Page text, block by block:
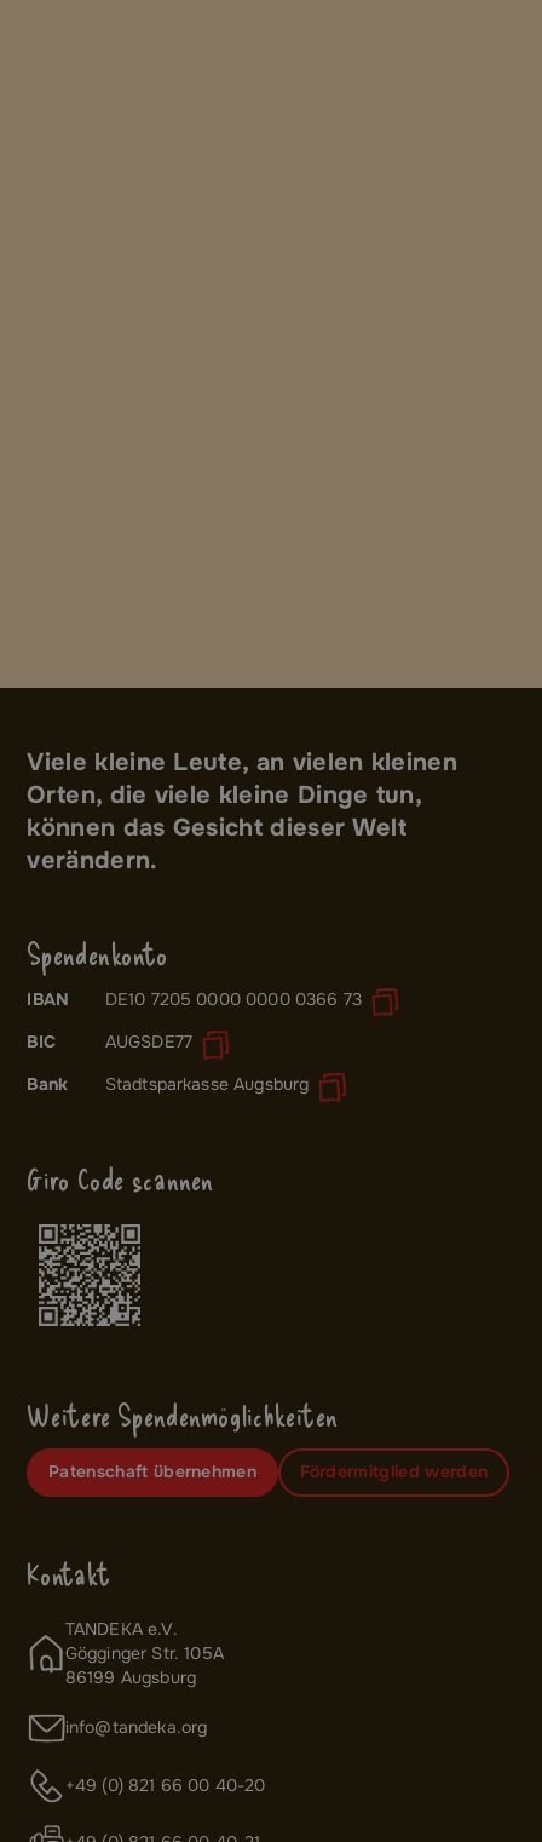
Kontakt
TANDEKA e.V.
Gögginger Str. 105A
86199 Augsburg
info@tandeka.org
+49 (0) 821 66 00 40-20
Viele kleine Leute, an vielen kleinen
Orten, die viele kleine Dinge tun,
können das Gesicht dieser Welt
verändern.
Giro Code scannen
Spendenkonto
IBAN DE10 7205 0000 0000 0366 73
BIC AUGSDE77
Bank Stadtsparkasse Augsburg
Weitere Spendenmöglichkeiten
Patenschaft übernehmen Fördermitglied werden